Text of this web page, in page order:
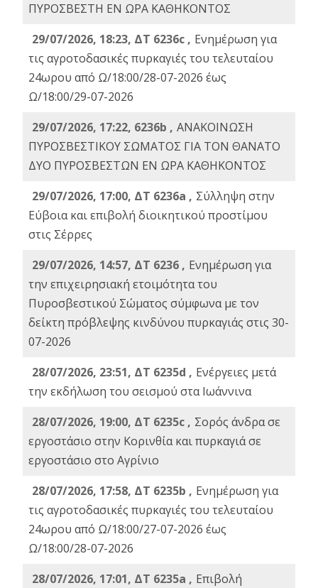
ΠΥΡΟΣΒΕΣΤΗ ΕΝ ΩΡΑ ΚΑΘΗΚΟΝΤΟΣ
29/07/2026, 18:23, ΔΤ 6236c , Ενημέρωση για
τις αγροτοδασικές πυρκαγιές του τελευταίου
24ωρου από Ω/18:00/28-07-2026 έως
Ω/18:00/29-07-2026
29/07/2026, 17:22, 6236b , ΑΝΑΚΟΙΝΩΣΗ
ΠΥΡΟΣΒΕΣΤΙΚΟΥ ΣΩΜΑΤΟΣ ΓΙΑ ΤΟΝ ΘΑΝΑΤΟ
ΔΥΟ ΠΥΡΟΣΒΕΣΤΩΝ ΕΝ ΩΡΑ ΚΑΘΗΚΟΝΤΟΣ
29/07/2026, 17:00, ΔΤ 6236a , Σύλληψη στην
Εύβοια και επιβολή διοικητικού προστίμου
στις Σέρρες
29/07/2026, 14:57, ΔΤ 6236 , Ενημέρωση για
την επιχειρησιακή ετοιμότητα του
Πυροσβεστικού Σώματος σύμφωνα με τον
δείκτη πρόβλεψης κινδύνου πυρκαγιάς στις 30-
07-2026
28/07/2026, 23:51, ΔΤ 6235d , Ενέργειες μετά
την εκδήλωση του σεισμού στα Ιωάννινα
28/07/2026, 19:00, ΔΤ 6235c , Σορός άνδρα σε
εργοστάσιο στην Κορινθία και πυρκαγιά σε
εργοστάσιο στο Αγρίνιο
28/07/2026, 17:58, ΔΤ 6235b , Ενημέρωση για
τις αγροτοδασικές πυρκαγιές του τελευταίου
24ωρου από Ω/18:00/27-07-2026 έως
Ω/18:00/28-07-2026
28/07/2026, 17:01, ΔΤ 6235a , Eπιβολή